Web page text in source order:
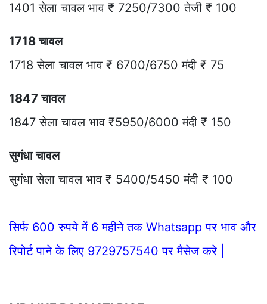
1401 सेला चावल भाव ₹ 7250/7300 तेजी ₹ 100
1718 चावल
1718 सेला चावल भाव ₹ 6700/6750 मंदी ₹ 75
1847 चावल
1847 सेला चावल भाव ₹5950/6000 मंदी ₹ 150
सुगंधा चावल
सुगंधा सेला चावल भाव ₹ 5400/5450 मंदी ₹ 100
सिर्फ 600 रुपये में 6 महीने तक Whatsapp पर भाव और
रिपोर्ट पाने के लिए 9729757540 पर मैसेज करे |